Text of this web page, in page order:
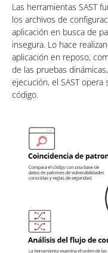
Las herramientas SAST
los archivos de
aplicación en busca de
insegura. Lo hace
aplicación en reposo,
de las pruebas
ejecución, el SAST
código.